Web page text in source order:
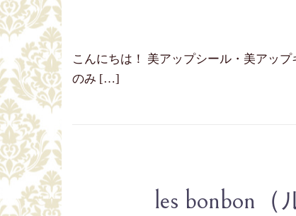
こんにちは！ 美アップシール・美アッ
のみ […]
les bonbon